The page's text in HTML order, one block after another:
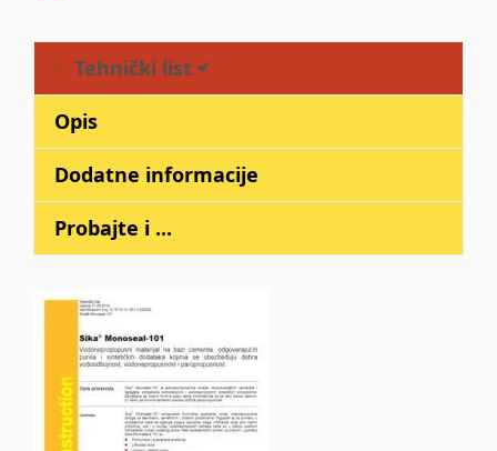
quantity
Tehnički list
Opis
Dodatne informacije
Probajte i ...